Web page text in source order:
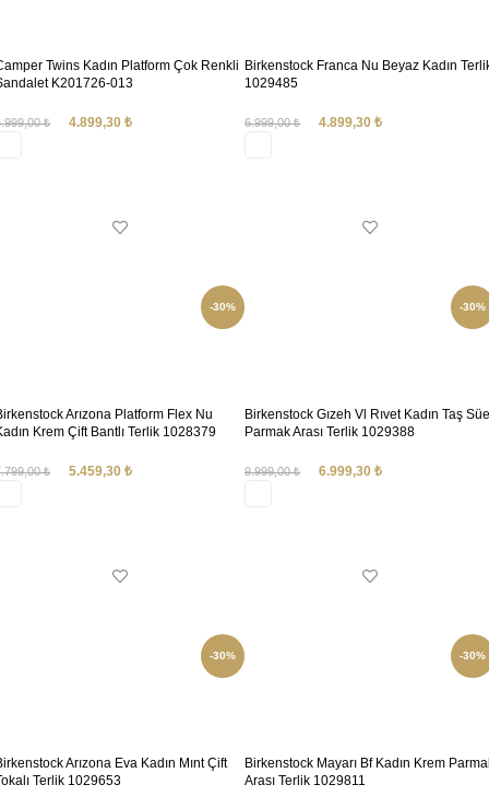
Twins Kadın Platform Çok Renkli
K201726-013
₺ 4.899,30 ₺
Birkenstock Franca Nu Beyaz Kadın
1029485
6.999,00₺ 4.899,30 ₺
-30%
Arızona Platform Flex Nu
Krem Çift Bantlı Terlik 1028379
₺ 5.459,30 ₺
-30%
Birkenstock Gızeh Vl Rıvet Kadın Taş
Parmak Arası Terlik 1029388
9.999,00₺ 6.999,30 ₺
-30%
Arızona Eva Kadın Mınt Çift
Terlik 1029653
-30%
Birkenstock Mayarı Bf Kadın Krem
Arası Terlik 1029811